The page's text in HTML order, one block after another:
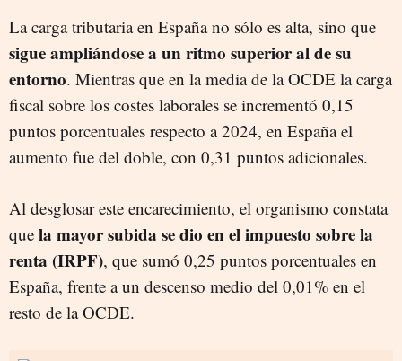
La carga tributaria en España no sólo es alta, sino que
sigue ampliándose a un ritmo superior al de su
entorno. Mientras que en la media de la OCDE la carga
fiscal sobre los costes laborales se incrementó 0,15
puntos porcentuales respecto a 2024, en España el
aumento fue del doble, con 0,31 puntos adicionales.
Al desglosar este encarecimiento, el organismo constata
que la mayor subida se dio en el impuesto sobre la
renta (IRPF), que sumó 0,25 puntos porcentuales en
España, frente a un descenso medio del 0,01% en el
resto de la OCDE.